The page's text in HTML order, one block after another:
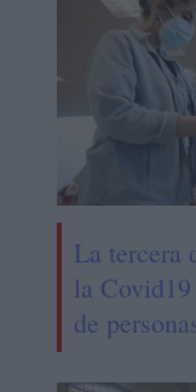
La tercera
la
de